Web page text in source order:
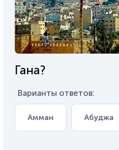
Гана?
Варианты ответов:
Амман Абуджа